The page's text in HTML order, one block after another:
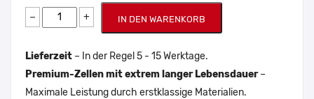
− + IN DEN WARENKORB
Lieferzeit – In der Regel 5 - 15 Werktage.
Premium-Zellen mit extrem langer Lebensdauer–
Maximale Leistung durch erstklassige Materialien.